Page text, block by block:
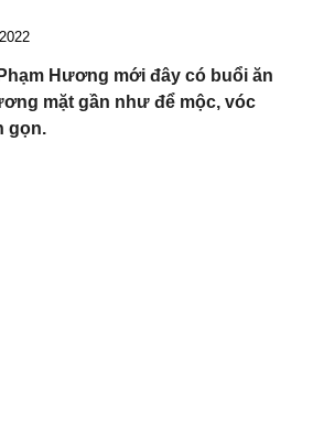
Phạm Hương mới đây có buổi ăn
mặt gần như để mộc, vóc
gọn.